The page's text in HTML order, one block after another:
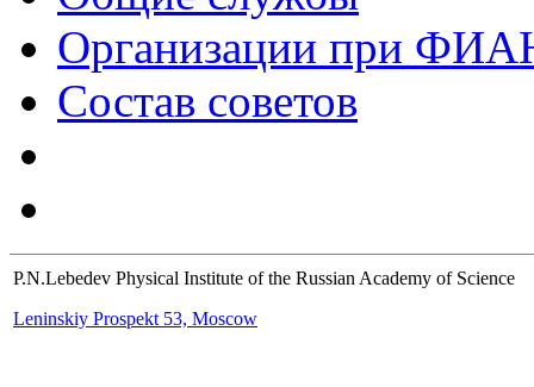
Организации при
Состав советов
P.N.Lebedev Physical Institute of the Russian Academy of Science
Leninskiy Prospekt 53, Moscow